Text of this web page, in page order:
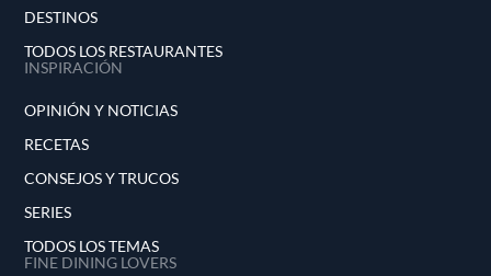
DESTINOS
TODOS LOS RESTAURANTES
INSPIRACIÓN
OPINIÓN Y NOTICIAS
RECETAS
CONSEJOS Y TRUCOS
SERIES
TODOS LOS TEMAS
FINE DINING LOVERS